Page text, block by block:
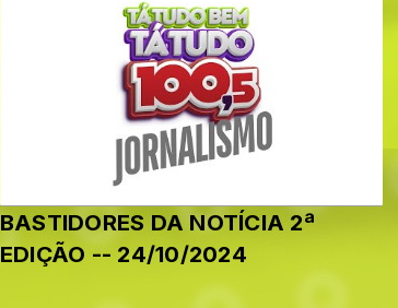
BASTIDORES DA NOTÍCIA 2ª
EDIÇÃO -- 24/10/2024